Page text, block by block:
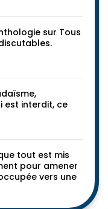
sur Tous
est interdit, ce
tout est mis
pour amener
vers une